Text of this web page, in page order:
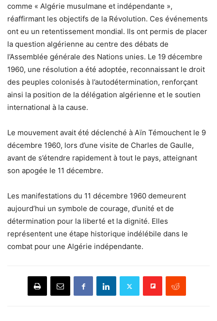
comme « Algérie musulmane et indépendante »,
réaffirmant les objectifs de la Révolution. Ces événements
ont eu un retentissement mondial. Ils ont permis de placer
la question algérienne au centre des débats de
l’Assemblée générale des Nations unies. Le 19 décembre
1960, une résolution a été adoptée, reconnaissant le droit
des peuples colonisés à l’autodétermination, renforçant
ainsi la position de la délégation algérienne et le soutien
international à la cause.
Le mouvement avait été déclenché à Aïn Témouchent le 9
décembre 1960, lors d’une visite de Charles de Gaulle,
avant de s’étendre rapidement à tout le pays, atteignant
son apogée le 11 décembre.
Les manifestations du 11 décembre 1960 demeurent
aujourd’hui un symbole de courage, d’unité et de
détermination pour la liberté et la dignité. Elles
représentent une étape historique indélébile dans le
combat pour une Algérie indépendante.